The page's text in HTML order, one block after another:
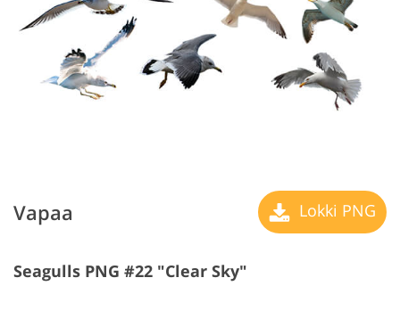
Vapaa Lokki PNG
Seagulls PNG #22 "Clear Sky"